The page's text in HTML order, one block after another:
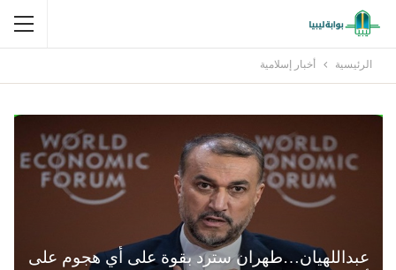
الرئيسية أخبار إسلامية
عبداللهيان…طهران سترد بقوة على أي هجوم على